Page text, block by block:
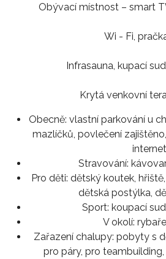
Obývací místnost – smart
Wi - Fi,
Infrasauna, kupací
Krytá venkovní
Obecně: vlastní parkování u
mazlíčků, povlečení
internet
Stravování:
Pro děti: dětský koutek,
dětská postýlka,
Sport: koupací
V okolí:
Zařazení chalupy: pobyty s
pro páry, pro